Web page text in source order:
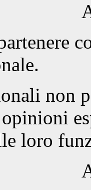
non
loro